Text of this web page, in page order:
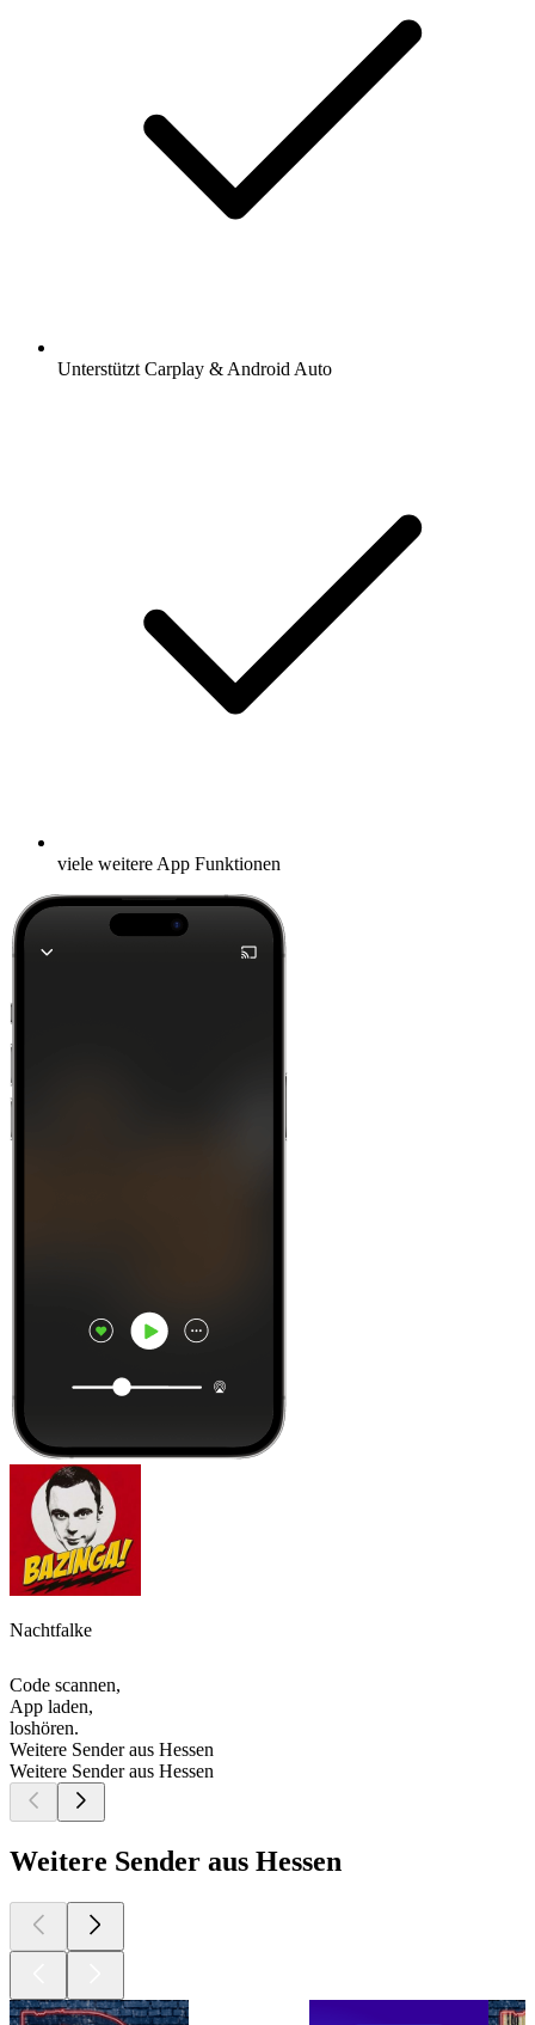
Unterstützt Carplay & Android Auto
viele weitere App Funktionen
Nachtfalke
Code scannen,
App laden,
loshören.
Weitere Sender aus Hessen
Weitere Sender aus Hessen
Weitere Sender aus Hessen